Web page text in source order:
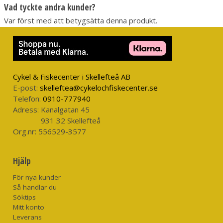
Vad tyckte andra kunder?
Var först med att betygsätta denna produkt.
Cykel & Fiskecenter i Skellefteå AB
E-post: skelleftea@cykelochfiskecenter.se
Telefon: 0910-777940
Adress: Kanalgatan 45
931 32 Skellefteå
Org.nr: 556529-3577
Hjälp
För nya kunder
Så handlar du
Söktips
Mitt konto
Leverans